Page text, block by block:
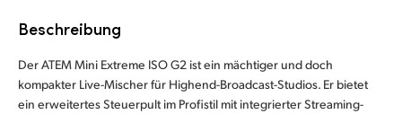
Techn. Daten
Hong Kong SAR, China
Beschreibung
Der ATEM Mini Extreme ISO G2 ist ein mächtiger und doch
kompakter Live-Mischer für Highend-Broadcast-Studios. Er bietet
ein erweitertes Steuerpult im Profistil mit integrierter Streaming-